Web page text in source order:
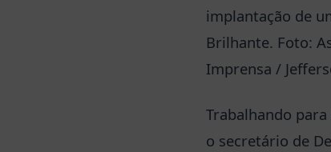
implantação de
Brilhante. Foto:
Imprensa /
Trabalhando
o secretário de